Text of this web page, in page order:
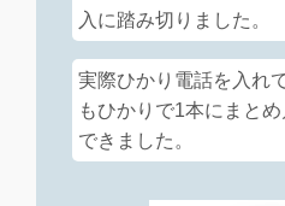
入に踏み切りました。
実際ひかり電話を入れ
もひかりで1本にまと
できました。